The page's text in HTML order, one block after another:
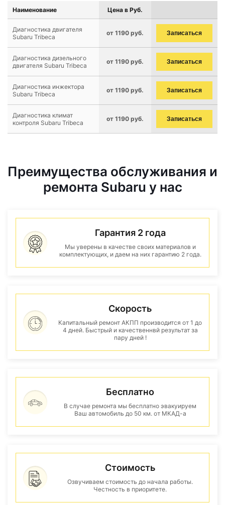
Наименование Цена в Руб.
Диагностика двигателя
Subaru Tribeca
от 1190 руб. Записаться
Диагностика дизельного
двигателя Subaru Tribeca
от 1190 руб. Записаться
Диагностика инжектора
Subaru Tribeca
от 1190 руб. Записаться
Диагностика климат
контроля Subaru Tribeca
от 1190 руб. Записаться
Преимущества обслуживания и
ремонта Subaru у нас
Гарантия 2 года
Мы уверены в качестве своих материалов и
комплектующих, и даем на них гарантию 2 года.
Скорость
Капитальный ремонт АКПП производится от 1 до
4 дней. Быстрый и качественнвй результат за
пару дней !
Бесплатно
В случае ремонта мы бесплатно эвакуируем
Ваш автомобиль до 50 км. от МКАД-а
Стоимость
Озвучиваем стоимость до начала работы.
Честность в приоритете.